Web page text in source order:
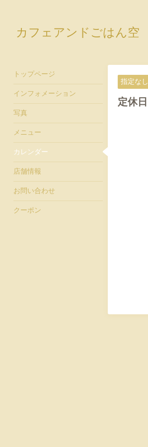
カフェアンドごはん空
指定なし
定休日
トップページ
インフォメーション
写真
メニュー
カレンダー
店舗情報
お問い合わせ
クーポン